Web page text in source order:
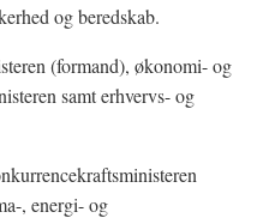
og beredskab.
(formand), økonomi- og
samt erhvervs- og
, energi- og